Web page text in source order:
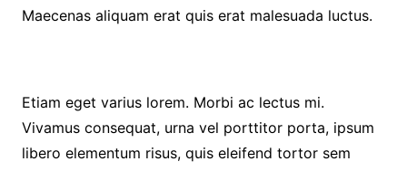
Maecenas aliquam erat quis erat malesuada luctus.
Etiam eget varius lorem. Morbi ac lectus mi.
Vivamus consequat, urna vel porttitor porta, ipsum
libero elementum risus, quis eleifend tortor sem